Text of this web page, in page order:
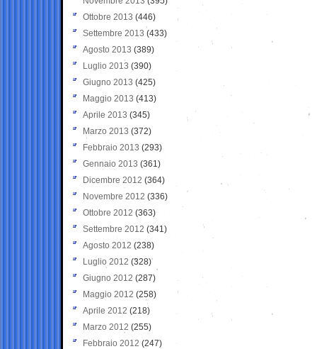
Ottobre 2013 (446)
Settembre 2013 (433)
Agosto 2013 (389)
Luglio 2013 (390)
Giugno 2013 (425)
Maggio 2013 (413)
Aprile 2013 (345)
Marzo 2013 (372)
Febbraio 2013 (293)
Gennaio 2013 (361)
Dicembre 2012 (364)
Novembre 2012 (336)
Ottobre 2012 (363)
Settembre 2012 (341)
Agosto 2012 (238)
Luglio 2012 (328)
Giugno 2012 (287)
Maggio 2012 (258)
Aprile 2012 (218)
Marzo 2012 (255)
Febbraio 2012 (247)